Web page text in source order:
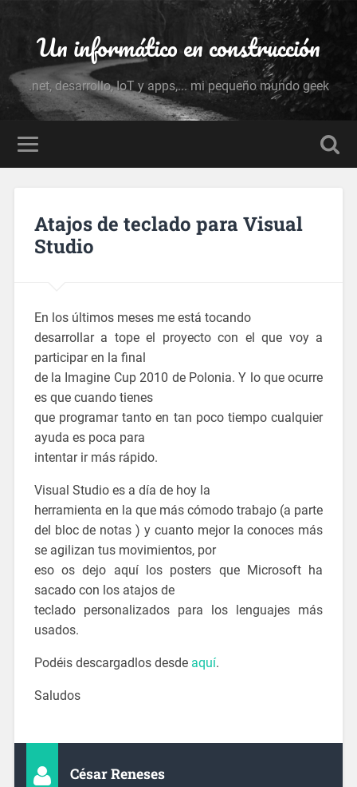
Un informático en construcción
.net, desarrollo, IoT y apps,... mi pequeño mundo geek
Atajos de teclado para Visual
Studio
En los últimos meses me está tocando
desarrollar a tope el proyecto con el que voy a
participar en la final
de la Imagine Cup 2010 de Polonia. Y lo que ocurre
es que cuando tienes
que programar tanto en tan poco tiempo cualquier
ayuda es poca para
intentar ir más rápido.
Visual Studio es a día de hoy la
herramienta en la que más cómodo trabajo (a parte
del bloc de notas) y cuanto mejor la conoces más
se agilizan tus movimientos, por
eso os dejo aquí los posters que Microsoft ha
sacado con los atajos de
teclado personalizados para los lenguajes más
usados.
Podéis descargadlos desde aquí.
Saludos
César Reneses